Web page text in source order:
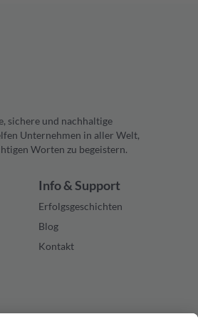
sichere und nachhaltige
Unternehmen in aller Welt,
Worten zu begeistern.
Info & Support
Erfolgsgeschichten
Blog
Kontakt